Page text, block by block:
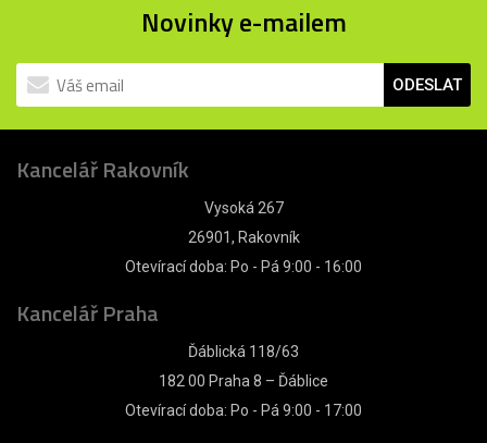
Novinky e-mailem
ODESLAT
Kancelář Rakovník
Vysoká 267
26901, Rakovník
Otevírací doba: Po - Pá 9:00 - 16:00
Kancelář Praha
Ďáblická 118/63
182 00 Praha 8 – Ďáblice
Otevírací doba: Po - Pá 9:00 - 17:00